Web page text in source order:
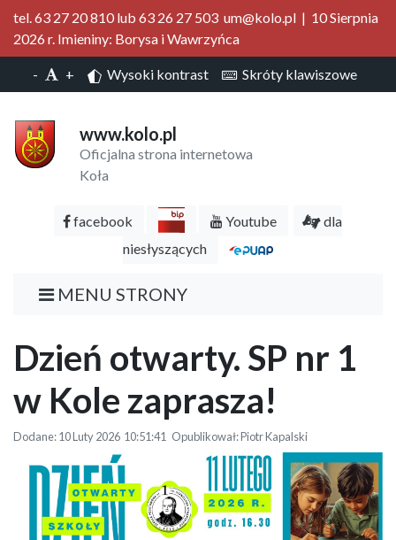
tel. 63 27 20 810 lub 63 26 27 503 um@kolo.pl | 10 Sierpnia
2026 r. Imieniny: Borysa i Wawrzyńca
- + Wysoki kontrast Skróty klawiszowe
www.kolo.pl
Oficjalna strona internetowa
Koła
facebook Youtube
dla
niesłyszących
MENU STRONY
Dzień otwarty. SP nr 1
w Kole zaprasza!
Dodane: 10 Luty 2026 10:51:41 Opublikował: Piotr Kapalski